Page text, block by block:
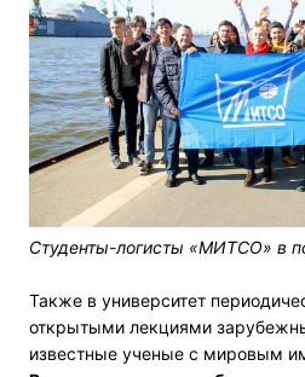
Студенты-логисты «МИТСО» в
Также в университет
открытыми лекциями
известные ученые с мировым